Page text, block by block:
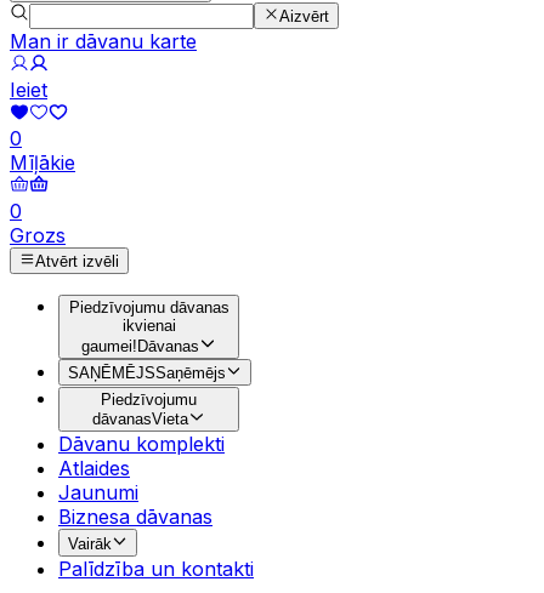
Aizvērt
Man ir dāvanu karte
Ieiet
0
Mīļākie
0
Grozs
Atvērt izvēli
Piedzīvojumu dāvanas
ikvienai
gaumei!Dāvanas
SAŅĒMĒJSSaņēmējs
Piedzīvojumu
dāvanasVieta
Dāvanu komplekti
Atlaides
Jaunumi
Biznesa dāvanas
Vairāk
Palīdzība un kontakti